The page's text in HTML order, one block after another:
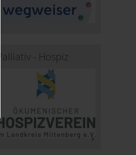
Palliativ - Hospiz